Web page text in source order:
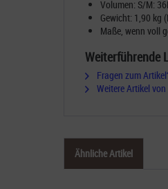
Volumen: S/M:
Gewicht: 1,90 kg
Maße, wenn voll
Weiterführende
Fragen zum
Weitere Artikel von
Ähnliche Artikel